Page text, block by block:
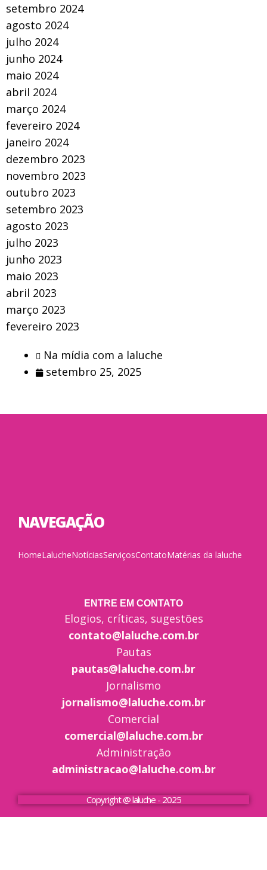
setembro 2024
agosto 2024
julho 2024
junho 2024
maio 2024
abril 2024
março 2024
fevereiro 2024
janeiro 2024
dezembro 2023
novembro 2023
outubro 2023
setembro 2023
agosto 2023
julho 2023
junho 2023
maio 2023
abril 2023
março 2023
fevereiro 2023
Na mídia com a laluche
setembro 25, 2025
NAVEGAÇÃO
HomeLalucheNotíciasServiçosContatoMatérias da laluche
ENTRE EM CONTATO
Elogios, críticas, sugestões
contato@laluche.com.br
Pautas
pautas@laluche.com.br
Jornalismo
jornalismo@laluche.com.br
Comercial
comercial@laluche.com.br
Administração
administracao@laluche.com.br
Copyright @ laluche - 2025